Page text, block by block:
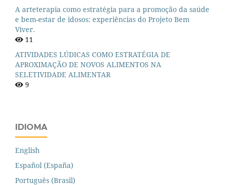
A arteterapia como estratégia para a promoção da saúde
e bem-estar de idosos: experiências do Projeto Bem
Viver.
11
ATIVIDADES LÚDICAS COMO ESTRATÉGIA DE
APROXIMAÇÃO DE NOVOS ALIMENTOS NA
SELETIVIDADE ALIMENTAR
9
IDIOMA
English
Español (España)
Português (Brasil)